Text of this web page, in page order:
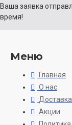
Ваша заявка
время!
Меню
Главная
О нас
Доставка
Акции